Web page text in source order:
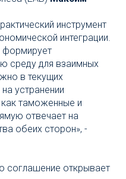
инструмент
интеграции.
формирует
среду для взаимных
в текущих
устранении
таможенные и
отвечает на
обеих сторон», -
соглашение открывает